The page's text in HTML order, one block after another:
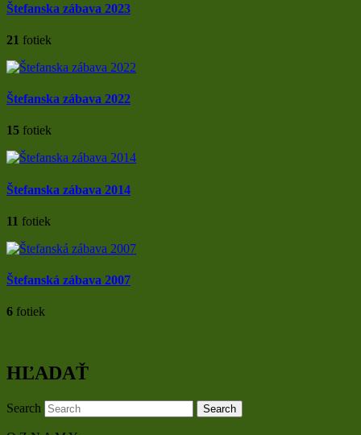
Štefanska zábava 2023
21 fotiek
Štefanska zábava 2022
15 fotiek
Štefanska zábava 2014
11 fotiek
Štefanská zábava 2007
6 fotiek
HĽADAŤ
Search